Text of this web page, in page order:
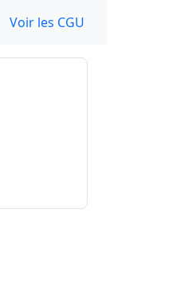
Voir les CGU